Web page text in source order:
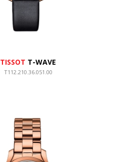
TISSOT T-WAVE
T112.210.36.051.00